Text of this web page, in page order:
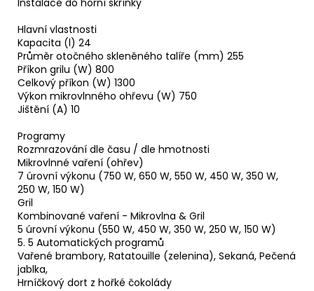
Instalace do horní skříňky
Hlavní vlastnosti
Kapacita (l) 24
Průměr otočného skleněného talíře (mm) 255
Příkon grilu (W) 800
Celkový příkon (W) 1300
Výkon mikrovlnného ohřevu (W) 750
Jištění (A) 10
Programy
Rozmrazování dle času / dle hmotnosti
Mikrovlnné vaření (ohřev)
7 úrovní výkonu (750 W, 650 W, 550 W, 450 W, 350 W,
250 W, 150 W)
Gril
Kombinované vaření - Mikrovlna & Gril
5 úrovní výkonu (550 W, 450 W, 350 W, 250 W, 150 W)
5. 5 Automatických programů
Vařené brambory, Ratatouille (zelenina), Sekaná, Pečená
jablka,
Hrníčkový dort z hořké čokolády